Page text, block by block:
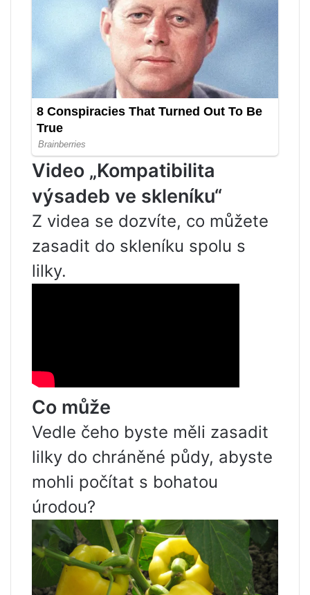
Video „Kompatibilita
výsadeb ve skleníku“
Z videa se dozvíte, co můžete
zasadit do skleníku spolu s
lilky.
Co může
Vedle čeho byste měli zasadit
lilky do chráněné půdy, abyste
mohli počítat s bohatou
úrodou?